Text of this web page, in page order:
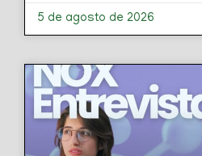
5 de agosto de 2026